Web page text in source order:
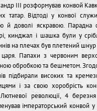
ІІІ розформував конвой
татар. Відтоді у конвої
й доволі яскравою. Парадна
кинджал і шашка були у
на плечах був плетений
Папахи з червоним
обробкою та бешметом.
підбирали високих та
і за свою хоробрість
Лютневої революції, 4
імператорський конвой